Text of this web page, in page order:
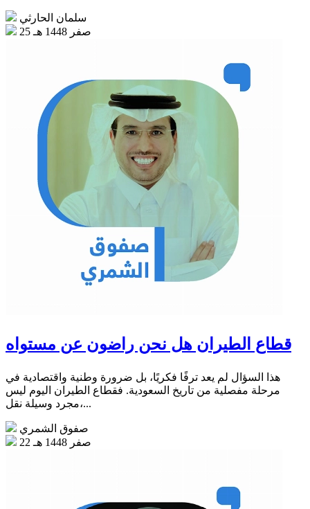
سلمان الحارثي
25 صفر 1448 هـ
قطاع الطيران هل نحن راضون عن مستواه
هذا السؤال لم يعد ترفًا فكريًا، بل ضرورة وطنية واقتصادية في
مرحلة مفصلية من تاريخ السعودية. فقطاع الطيران اليوم ليس
مجرد وسيلة نقل،...
صفوق الشمري
22 صفر 1448 هـ